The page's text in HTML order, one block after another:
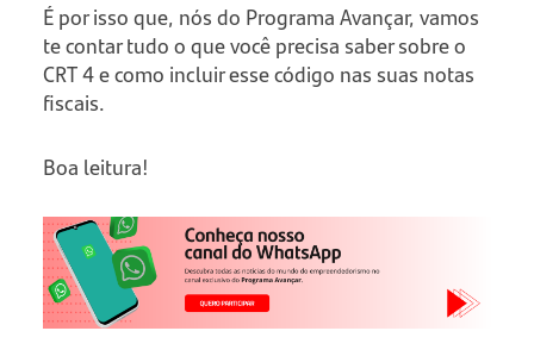
É por isso que, nós do Programa Avançar, vamos
te contar tudo o que você precisa saber sobre o
CRT 4 e como incluir esse código nas suas notas
fiscais.
Boa leitura!